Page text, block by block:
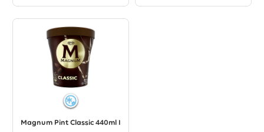
Magnum Pint Classic 440ml I